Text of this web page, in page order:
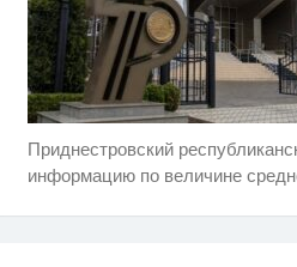
Приднестровский
информацию по величине
Скрытая камера на
когда их не видят...
Ролик длится пару